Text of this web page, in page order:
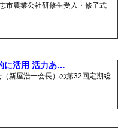
市農業公社研修生受入・修了式
に活用 活力あ…
新屋浩一会長）の第32回定期総